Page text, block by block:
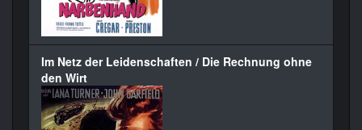
Im Netz der Leidenschaften / Die Rechnung ohne
den Wirt